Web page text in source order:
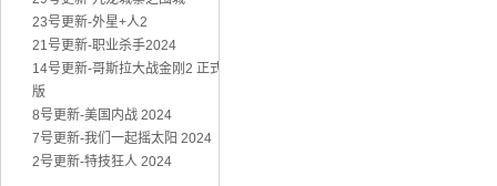
23号更新-外星+人2
21号更新-职业杀手2024
14号更新-哥斯拉大战金刚2 正式
版
8号更新-美国内战 2024
7号更新-我们一起摇太阳 2024
2号更新-特技狂人 2024